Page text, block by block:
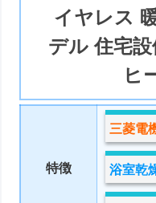
イヤレス
デル 住宅
ヒ
特徴
三菱電
浴室乾